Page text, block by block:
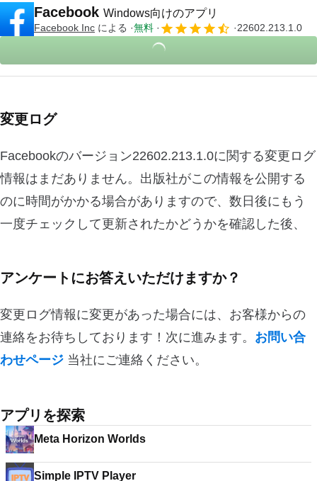
Facebook Windows向けのアプリ
‪Facebook Inc‬ による 無料 22602.213.1.0
変更ログ
Facebookのバージョン22602.213.1.0に関する変更ログ
情報はまだありません。出版社がこの情報を公開する
のに時間がかかる場合がありますので、数日後にもう
一度チェックして更新されたかどうかを確認した後、
アンケートにお答えいただけますか？
変更ログ情報に変更があった場合には、お客様からの
連絡をお待ちしております！次に進みます。 お問い合
わせページ 当社にご連絡ください。
アプリを探索
Meta Horizon Worlds
Simple IPTV Player